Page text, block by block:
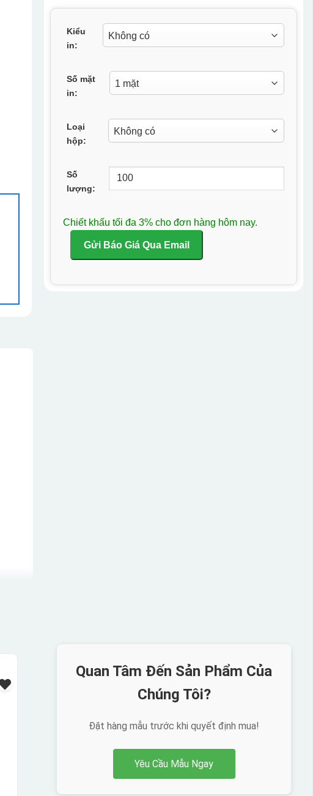
Kiểu
in:
Số mặt
in:
Loại
hộp:
Số
lượng:
Chiết khấu tối đa 3% cho đơn hàng hôm nay.
Gửi Báo Giá Qua Email
Quan Tâm Đến Sản Phẩm Của
Chúng Tôi?
Đặt hàng mẫu trước khi quyết định mua!
Yêu Cầu Mẫu Ngay